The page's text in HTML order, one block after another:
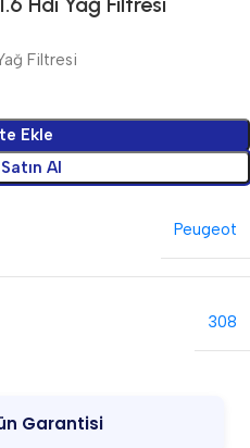
Filtresi
Ekle
Al
Peugeot
308
Garantisi